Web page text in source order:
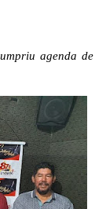
agenda de